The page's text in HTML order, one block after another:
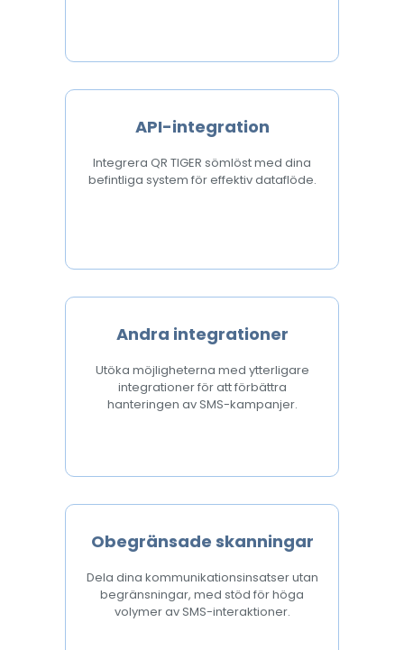
API-integration
Integrera QR TIGER sömlöst med dina
befintliga system för effektiv dataflöde.
Andra integrationer
Utöka möjligheterna med ytterligare
integrationer för att förbättra
hanteringen av SMS-kampanjer.
Obegränsade skanningar
Dela dina kommunikationsinsatser utan
begränsningar, med stöd för höga
volymer av SMS-interaktioner.